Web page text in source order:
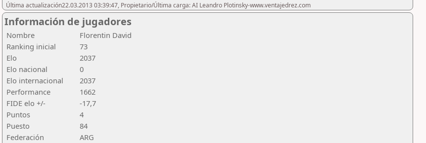
Última actualización22.03.2013 03:39:47, Propietario/Última carga: AI Leandro Plotinsky-www.ventajedrez.com
Información de jugadores
Nombre
Florentin David
Ranking inicial
73
Elo
2037
Elo nacional
0
Elo internacional
2037
Performance
1662
FIDE elo +/-
-17,7
Puntos
4
Puesto
84
Federación
ARG